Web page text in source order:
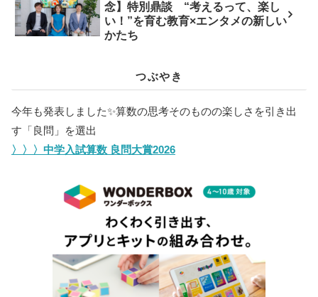
念】特別鼎談 “考えるって、楽し
い！”を育む教育×エンタメの新しい
かたち
つぶやき
今年も発表しました✨️算数の思考そのものの楽しさを引き出
す「良問」を選出
〉〉〉中学入試算数 良問大賞2026